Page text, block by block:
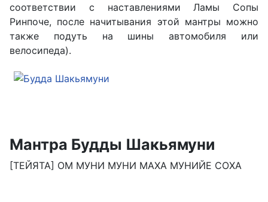
соответствии с наставлениями Ламы Сопы
Ринпоче, после начитывания этой мантры можно
также подуть на шины автомобиля или
велосипеда).
Мантра Будды Шакьямуни
[ТЕЙЯТА] ОМ МУНИ МУНИ МАХА МУНИЙЕ СОХА